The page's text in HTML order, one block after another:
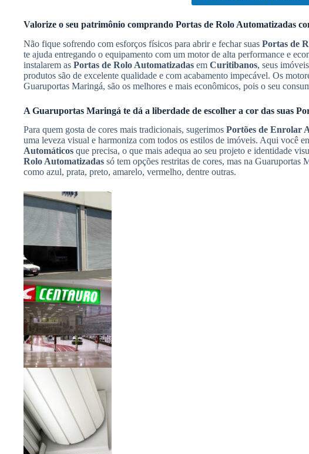
Valorize o seu patrimônio comprando Portas de Rolo Automatizadas
Não fique sofrendo com esforços físicos para abrir e fechar suas Portas de
te ajuda entregando o equipamento com um motor de alta performance e
instalarem as Portas de Rolo Automatizadas em Curitibanos, seus
produtos são de excelente qualidade e com acabamento impecável. Os
Guaruportas Maringá, são os melhores e mais econômicos, pois o seu
A Guaruportas Maringá te dá a liberdade de escolher a cor das suas
Para quem gosta de cores mais tradicionais, sugerimos Portões de Enrolar
uma leveza visual e harmoniza com todos os estilos de imóveis. Aqui você
Automáticos que precisa, o que mais adequa ao seu projeto e identidade
Rolo Automatizadas só tem opções restritas de cores, mas na Guaruportas
como azul, prata, preto, amarelo, vermelho, dentre outras.